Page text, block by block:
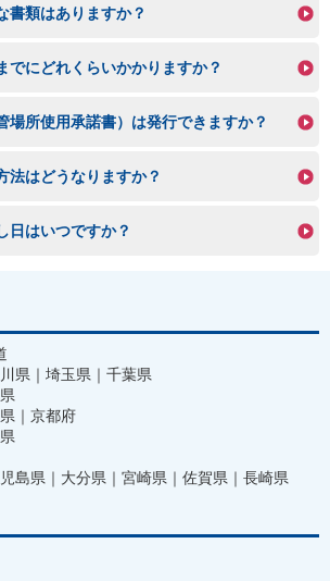
書類はありますか？
でにどれくらいかかりますか？
場所使用承諾書）は発行できますか？
法はどうなりますか？
日はいつですか？
県 埼玉県
千葉県
京都府
島県 大分県 宮崎県 佐賀県
長崎県